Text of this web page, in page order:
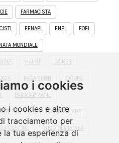
i cookies
i cookies e altre
tracciamento per
la tua esperienza di
FARMACISTA
FENAPI FNPI FOFI
MONDIALE
GOLF HAIKU LOCKER
PAGAMENTI PAGOPA
PARAFARMACIE
ITALIANE POSTEITALIANE
RHODIOLA ROSEA